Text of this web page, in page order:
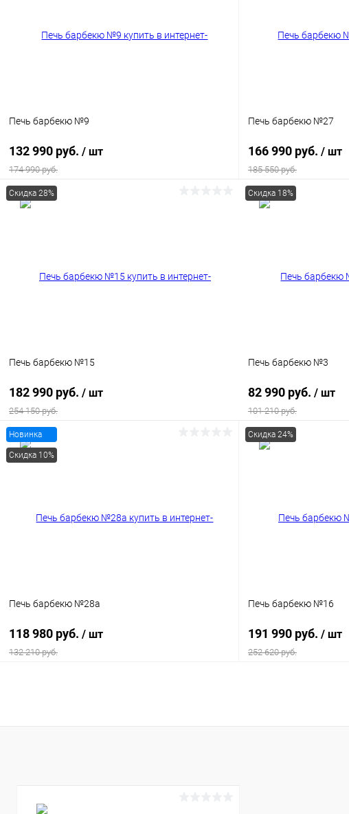
Печь барбекю №9
132 990 руб. / шт
174 990 руб.
Печь барбекю №27
166 990 руб. / шт
185 550 руб.
Скидка 28%
Печь барбекю №15
182 990 руб. / шт
254 150 руб.
Скидка 18%
Печь барбекю №3
82 990 руб. / шт
101 210 руб.
Новинка
Скидка 10%
Печь барбекю №28а
118 980 руб. / шт
132 210 руб.
Купить в 1 клик К сравнению
Скидка 24%
Печь барбекю №16
191 990 руб. / шт
252 620 руб.
Купить в 1 клик